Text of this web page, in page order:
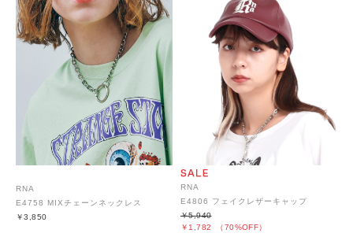
RNA
E4758 MIXチェーンネックレス
￥3,850
RNA
E4806 フェイクレザーキャップ
￥1,782 （70%OFF）
￥5,940